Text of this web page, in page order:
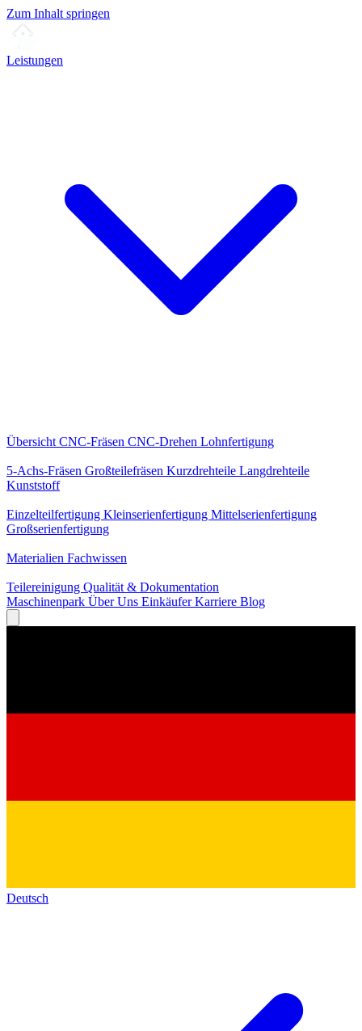
Zum Inhalt springen
Leistungen
Übersicht CNC-Fräsen CNC-Drehen Lohnfertigung
5-Achs-Fräsen Großteilefräsen Kurzdrehteile Langdrehteile
Kunststoff
Einzelteilfertigung Kleinserienfertigung Mittelserienfertigung
Großserienfertigung
Materialien Fachwissen
Teilereinigung Qualität & Dokumentation
Maschinenpark Über Uns EinkäuferKarriere Blog
Deutsch